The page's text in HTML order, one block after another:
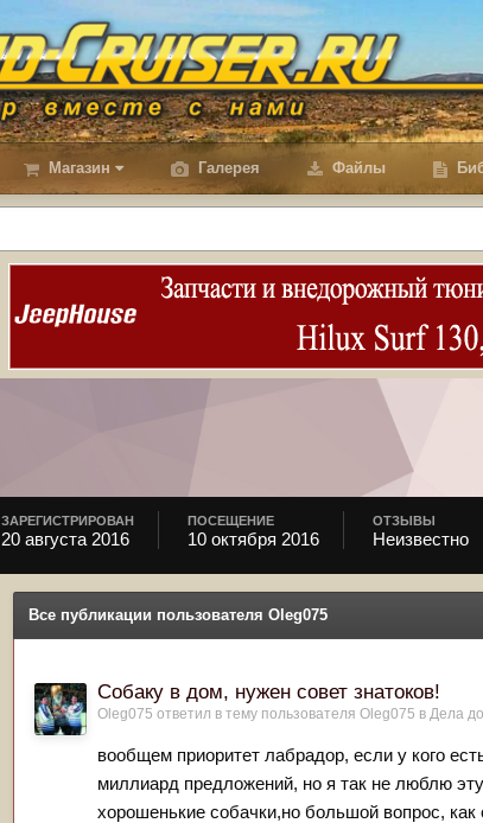
Магазин Галерея Файлы
ЗАРЕГИСТРИРОВАН
20 августа 2016
ПОСЕЩЕНИЕ
10 октября 2016
ОТЗЫВЫ
Неизвестно
Все публикации пользователя Oleg075
Собаку в дом, нужен совет знатоков!
Oleg075 ответил в тему пользователя Oleg075 в Дела
вообщем приоритет лабрадор, если у кого
миллиард предложений, но я так не люблю
хорошенькие собачки,но большой вопрос, как